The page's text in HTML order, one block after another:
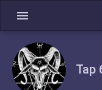
menu
Tap